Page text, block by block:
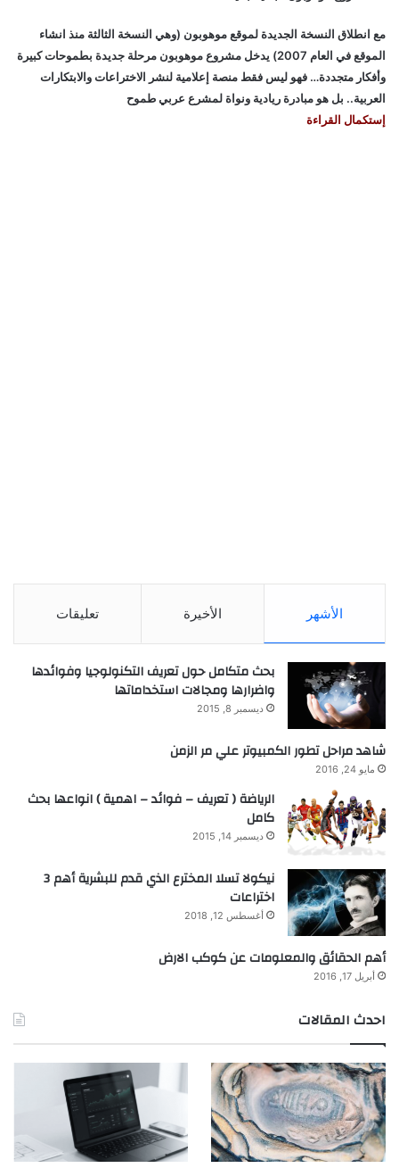
مع انطلاق النسخة الجديدة لموقع موهوبون (وهي النسخة الثالثة منذ انشاء
الموقع في العام 2007) يدخل مشروع موهوبون مرحلة جديدة بطموحات كبيرة
وأفكار متجددة… فهو ليس فقط منصة إعلامية لنشر الاختراعات والابتكارات
العربية.. بل هو مبادرة ريادية ونواة لمشرع عربي طموح
إستكمال القراءة
الأشهر الأخيرة تعليقات
بحث متكامل حول تعريف التكنولوجيا وفوائدها
واضرارها ومجالات استخداماتها
ديسمبر 8, 2015
شاهد مراحل تطور الكمبيوتر علي مر الزمن
مايو 24, 2016
الرياضة ( تعريف – فوائد – اهمية ) انواعها بحث
كامل
ديسمبر 14, 2015
نيكولا تسلا المخترع الذي قدم للبشرية أهم 3
اختراعات
أغسطس 12, 2018
أهم الحقائق والمعلومات عن كوكب الارض
أبريل 17, 2016
احدث المقالات